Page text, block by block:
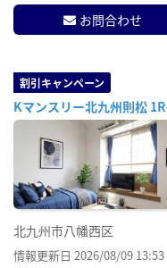
お問合わせ
割引キャンペーン
Kマンスリー北九州則松
北九州市八幡西区
情報更新日 2026/08/09 13:53